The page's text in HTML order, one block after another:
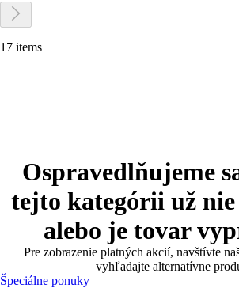
17 items
Ospravedlňujeme
tejto kategórii už
alebo je tovar
Pre zobrazenie platných akcií, navštívte
vyhľadajte alternatívne
Špeciálne ponuky